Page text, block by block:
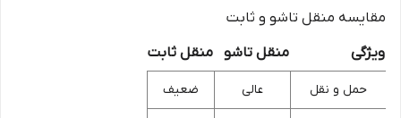
مقایسه منقل تاشو و ثابت
ویژگی
منقل تاشو منقل ثابت
حمل و نقل عالی ضعیف